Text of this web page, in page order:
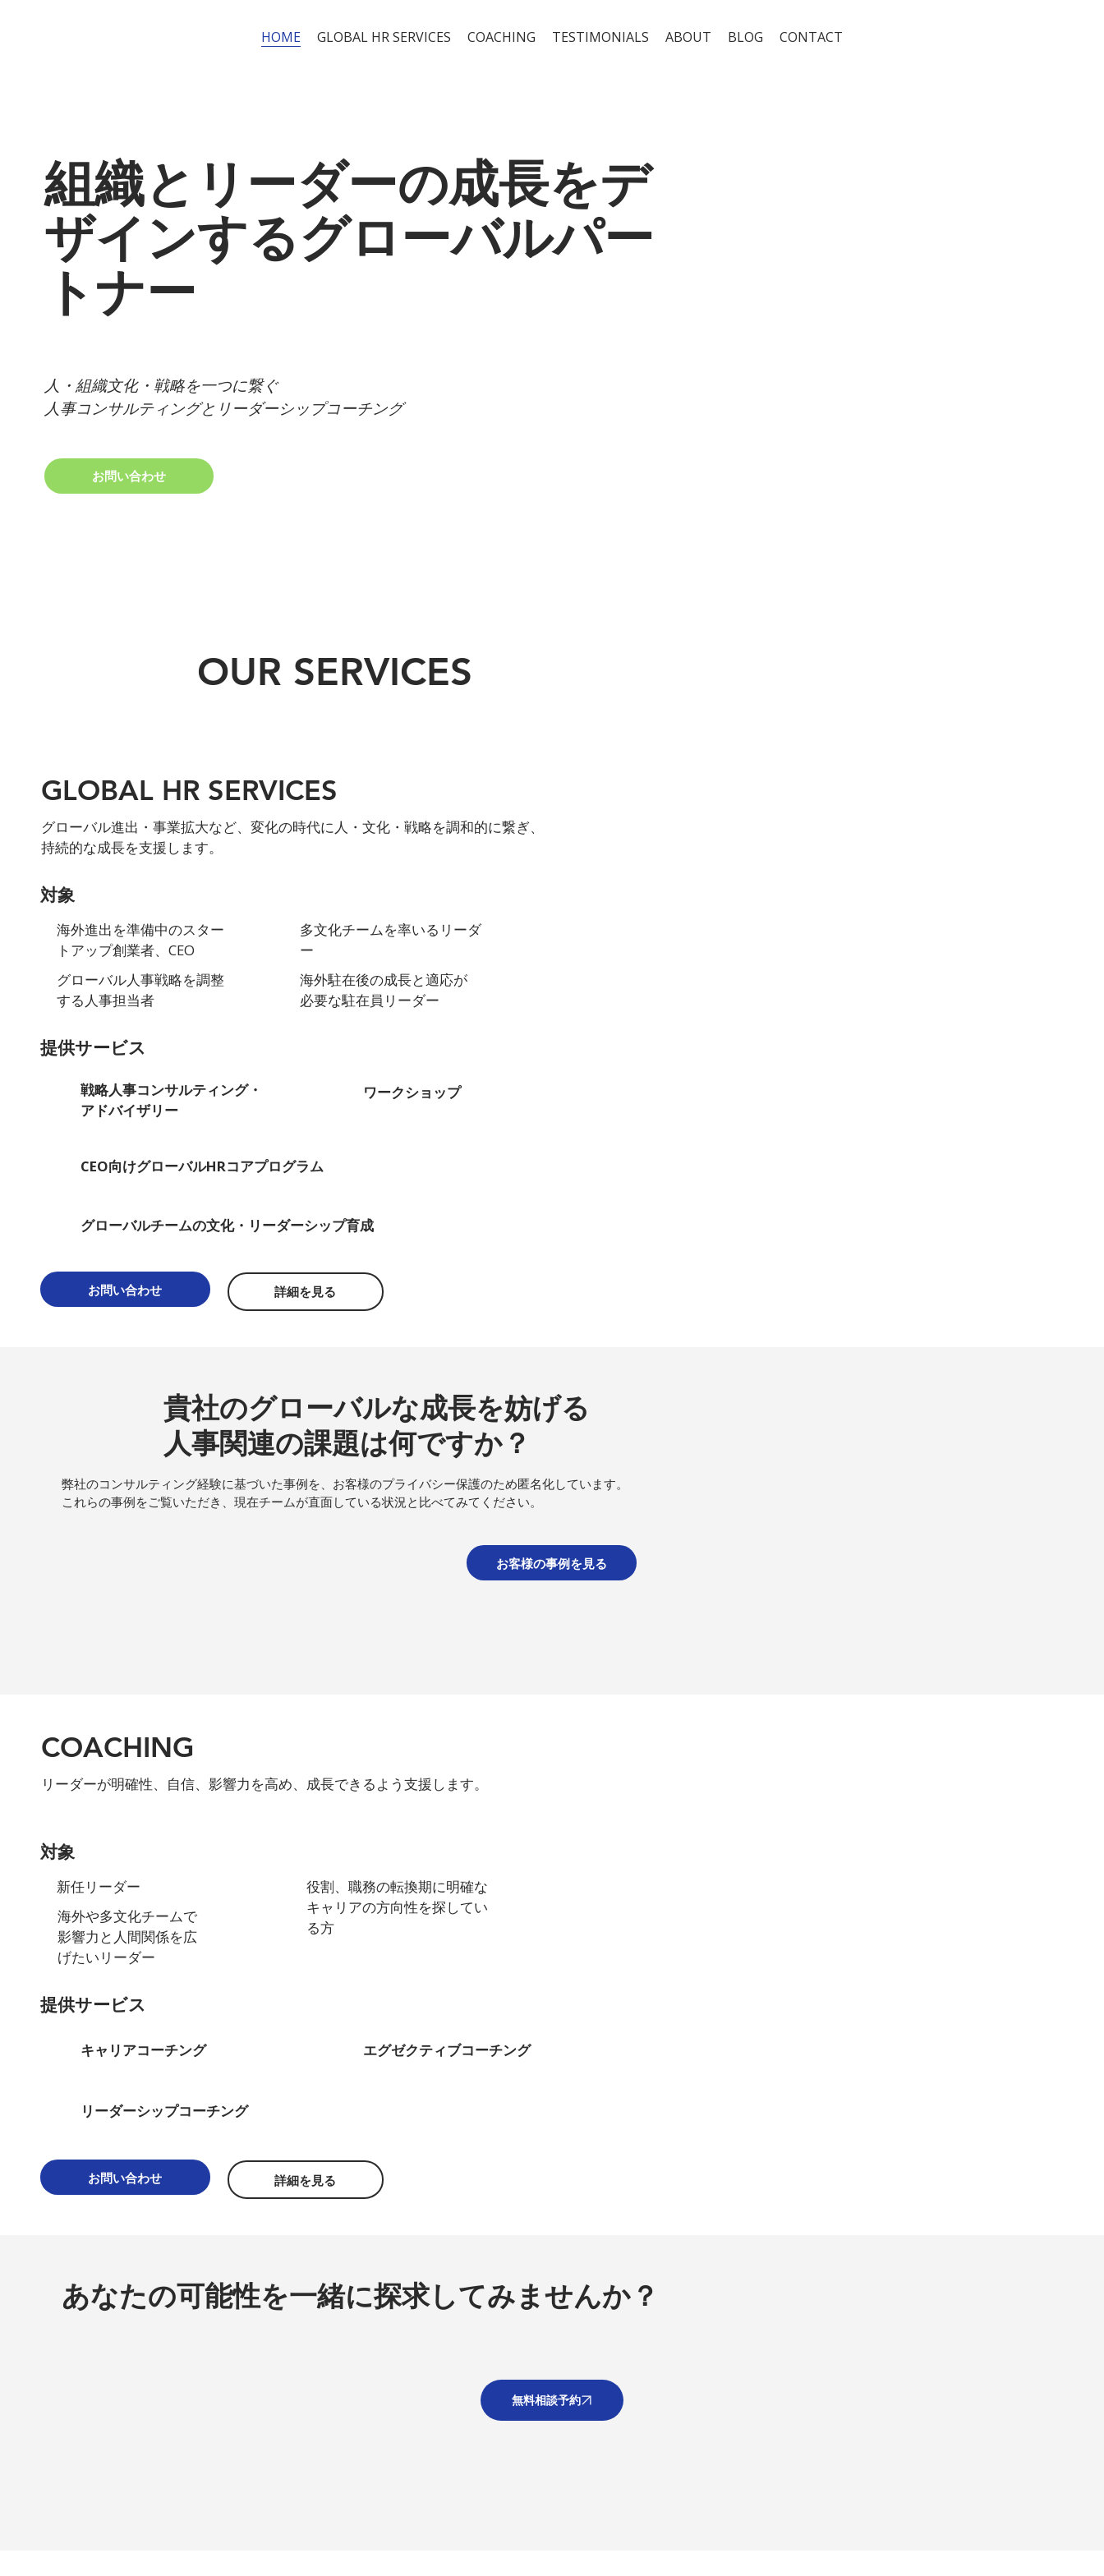
HOME GLOBAL HR SERVICES COACHING TESTIMONIALS ABOUT BLOG CONTACT
組織とリーダーの成長をデ
ザインするグローバルパー
トナー
人・組織文化・戦略を一つに繋ぐ
人事コンサルティングとリーダーシップコーチング
お問い合わせ
OUR SERVICES
GLOBAL HR SERVICES
グローバル進出・事業拡大など、変化の時代に人・文化・戦略を調和的に繋ぎ、
持続的な成長を支援します。
対象
海外進出を準備中のスター
トアップ創業者、CEO
グローバル人事戦略を調整
する人事担当者
多文化チームを率いるリーダ
ー
海外駐在後の成長と適応が
必要な駐在員リーダー
提供サービス
戦略人事コンサルティング・
アドバイザリー
ワークショップ
CEO向けグローバルHRコアプログラム
グローバルチームの文化・リーダーシップ育成
お問い合わせ 詳細を見る
貴社のグローバルな成長を妨げる
人事関連の課題は何ですか？
弊社のコンサルティング経験に基づいた事例を、お客様のプライバシー保護のため匿名化しています。
これらの事例をご覧いただき、現在チームが直面している状況と比べてみてください。
お客様の事例を見る
COACHING
リーダーが明確性、自信、影響力を高め、成長できるよう支援します。​
対象
新任リーダー
海外や多文化チームで
影響力と人間関係を広
げたいリーダー
役割、職務の転換期に明確な
キャリアの方向性を探してい
る方
提供サービス
キャリアコーチング エグゼクティブコーチング
リーダーシップコーチング
お問い合わせ 詳細を見る
あなたの可能性を一緒に探求してみませんか？
無料相談予約